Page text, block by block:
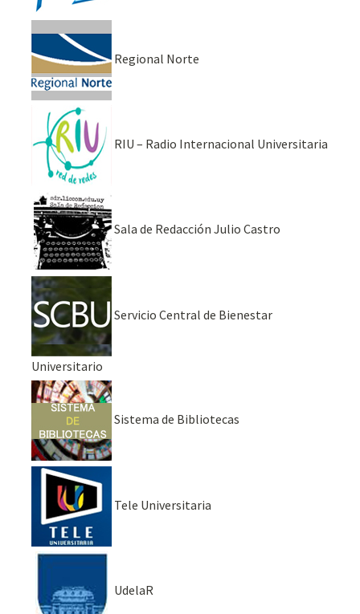
Regional Norte
RIU – Radio Internacional Universitaria
Sala de Redacción Julio Castro
Servicio Central de Bienestar
Universitario
Sistema de Bibliotecas
Tele Universitaria
UdelaR